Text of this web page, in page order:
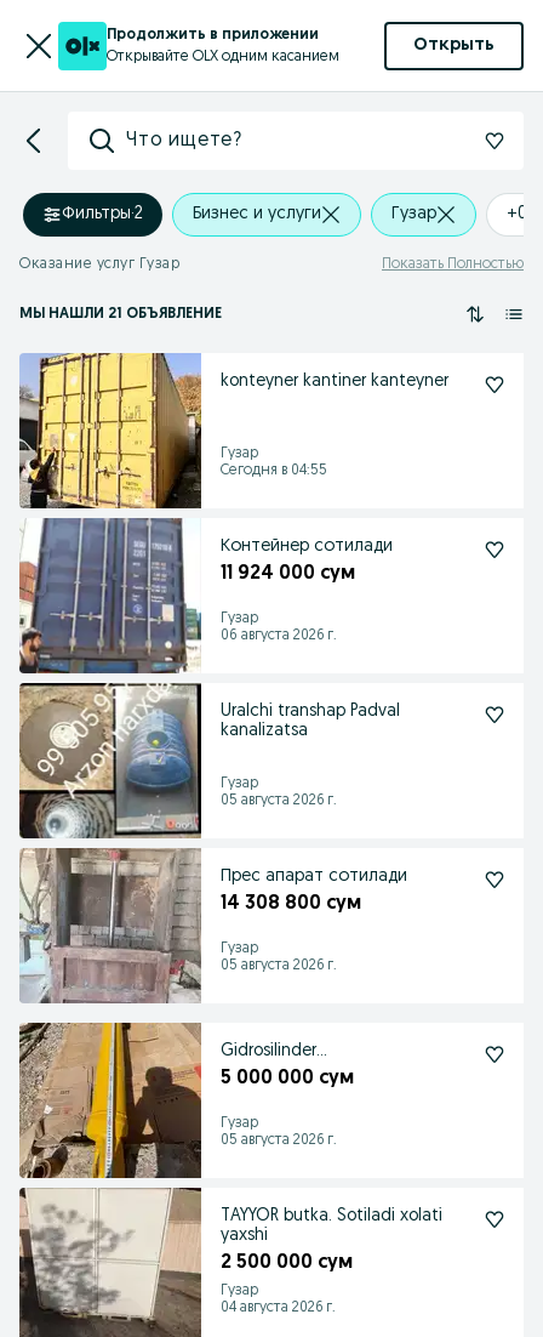
Продолжить в приложении
Открывайте OLX одним касанием
Открыть
Что ищете?
Фильтры·2 Бизнес и услуги Гузар +0
Оказание услуг Гузар Показать Полностью
МЫ НАШЛИ 21 ОБЪЯВЛЕНИЕ
konteyner kantiner kanteyner
Гузар
Сегодня в 04:55
Контейнер сотилади
11 924 000 сум
Гузар
06 августа 2026 г.
Uralchi transhap Padval
kanalizatsa
Гузар
05 августа 2026 г.
Прес апарат сотилади
14 308 800 сум
Гузар
05 августа 2026 г.
Gidrosilinder...
5 000 000 сум
Гузар
05 августа 2026 г.
TAYYOR butka. Sotiladi xolati
yaxshi
2 500 000 сум
Гузар
04 августа 2026 г.